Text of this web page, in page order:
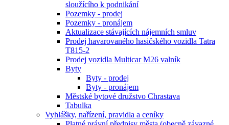
sloužícího k podnikání
Pozemky - prodej
Pozemky - pronájem
Aktualizace stávajících nájemních smluv
Prodej havarovaného hasičského vozidla Tatra
T815-2
Prodej vozidla Multicar M26 valník
Byty
Byty - prodej
Byty - pronájem
Městské bytové družstvo Chrastava
Tabulka
Vyhlášky, nařízení, pravidla a ceníky